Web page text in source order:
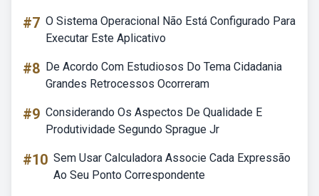
#7 O Sistema Operacional Não Está Configurado Para
Executar Este Aplicativo
#8 De Acordo Com Estudiosos Do Tema Cidadania
Grandes Retrocessos Ocorreram
#9 Considerando Os Aspectos De Qualidade E
Produtividade Segundo Sprague Jr
#10 Sem Usar Calculadora Associe Cada Expressão
Ao Seu Ponto Correspondente